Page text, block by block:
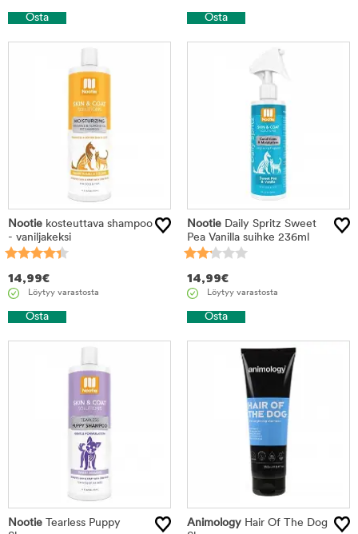
Osta Osta
Nootie kosteuttava shampoo
- vaniljakeksi
14,99€
Löytyy varastosta
Osta
Nootie Daily Spritz Sweet
Pea Vanilla suihke 236ml
14,99€
Löytyy varastosta
Osta
Nootie Tearless Puppy
Animology Hair Of The Dog